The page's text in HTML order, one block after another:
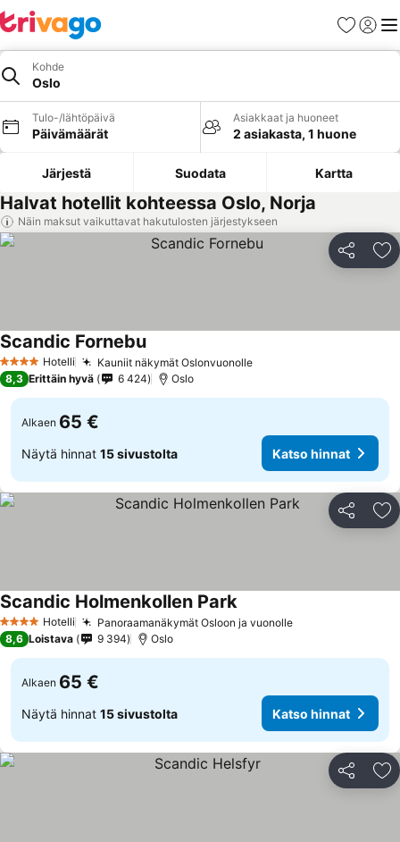
Suosikit
Kohde
Oslo
Tulo-/lähtöpäivä
Päivämäärät
Asiakkaat ja huoneet
2 asiakasta, 1 huone
Järjestä Suodata Kartta
Halvat hotellit kohteessa Oslo, Norja
Näin maksut vaikuttavat hakutulosten järjestykseen
Jaa
4 Tähtiluokitus
Hotelli Kauniit näkymät Oslonvuonolle
Scandic Fornebu
8,3 Erittäin hyvä 6 424 Oslo
Alkaen 65 €
Näytä hinnat 15 sivustolta Katso hinnat
Jaa
4 Tähtiluokitus
Hotelli Panoraamanäkymät Osloon ja vuonolle
Scandic Holmenkollen Park
8,6 Loistava 9 394 Oslo
Alkaen 65 €
Näytä hinnat 15 sivustolta Katso hinnat
Jaa